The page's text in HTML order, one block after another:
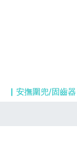
▏安撫圍兜/固齒器